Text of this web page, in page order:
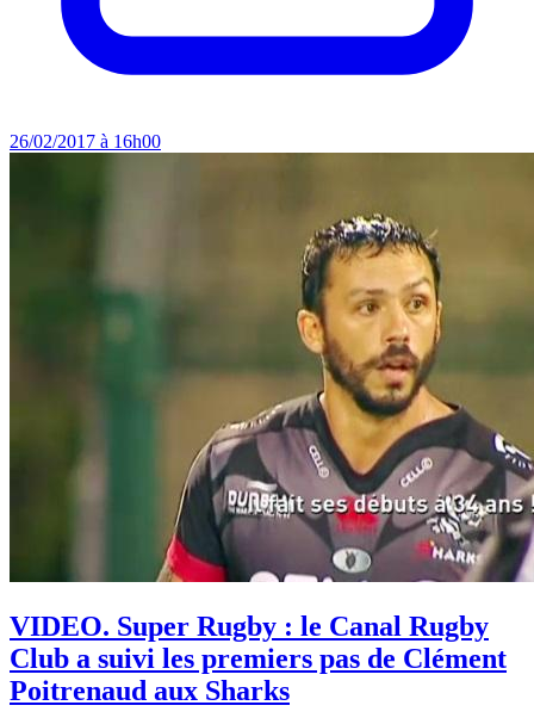
26/02/2017 à 16h00
VIDEO. Super Rugby : le Canal Rugby
Club a suivi les premiers pas de Clément
Poitrenaud aux Sharks